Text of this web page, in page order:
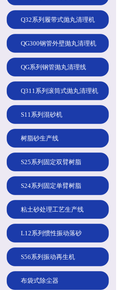
Q32系列履带式抛丸清理机
QG300钢管外壁抛丸清理机
QG系列钢管抛丸清理线
Q311系列滚筒式抛丸清理机
S11系列混砂机
树脂砂生产线
S25系列固定双臂树脂
S24系列固定单臂树脂
粘土砂处理工艺生产线
L12系列惯性振动落砂
S56系列振动再生机
布袋式除尘器